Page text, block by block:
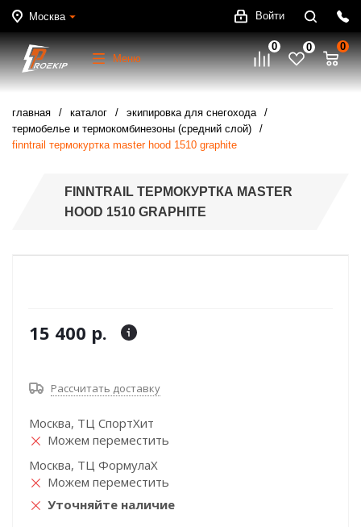
Москва Войти
Меню
0 0 0
главная каталог
экипировка для снегохода
термобелье и термокомбинезоны (средний слой)
finntrail термокуртка master hood 1510 graphite
FINNTRAIL ТЕРМОКУРТКА MASTER
HOOD 1510 GRAPHITE
15 400 р.
Рассчитать доставку
Москва, ТЦ СпортХит
Можем переместить
Москва, ТЦ ФормулаХ
Можем переместить
Уточняйте наличие